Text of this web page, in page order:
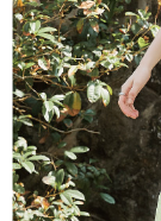
２．關於個人資料
https://aftee.tw/
３．未成年的使用者
「AFTEE先享後付
任。
４．使用「AFTEE
時審查核予不同之
請求用戶進行身份認
５．嚴禁一人註冊
恩沛科技股份有限公
宅配
每筆NT$120，滿
宅配離島
每筆NT$120，滿
付款後門市自取
免運費